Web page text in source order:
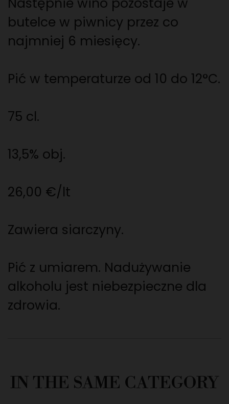
butelce w piwnicy przez co
najmniej 6 miesięcy.
Pić w temperaturze od 10 do 12°C.
75 cl.
13,5% obj.
26,00 €/lt
Zawiera siarczyny.
Pić z umiarem. Nadużywanie
alkoholu jest niebezpieczne dla
zdrowia.
IN THE SAME CATEGORY